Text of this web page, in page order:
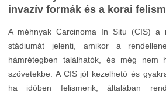
invazív formák és a korai
A méhnyak Carcinoma In Situ (CIS) a
stádiumát jelenti, amikor a
hámrétegben találhatók, és még nem
szövetekbe. A CIS jól kezelhető és
ha időben felismerik, általában